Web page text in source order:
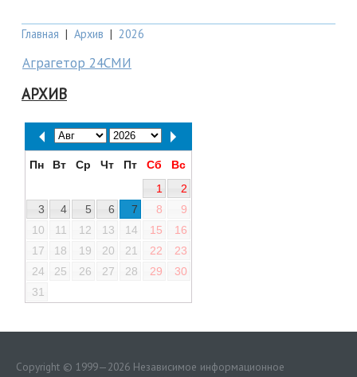
Главная | Архив | 2026
Аграгетор 24СМИ
АРХИВ
Пн Вт Ср Чт Пт Сб
Вс
1
2
3
4 5 6 7 8
9
10
11 12 13 14 15
16
17
18 19 20 21 22
23
24
25 26 27 28 29
30
31
Copyright © 1999—2026 Независимое информационное